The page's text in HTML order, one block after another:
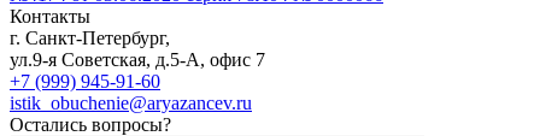
Контакты
г. Санкт-Петербург,
ул.9-я Советская, д.5-А, офис 7
+7 (999) 945-91-60
istik_obuchenie@aryazancev.ru
Остались вопросы?